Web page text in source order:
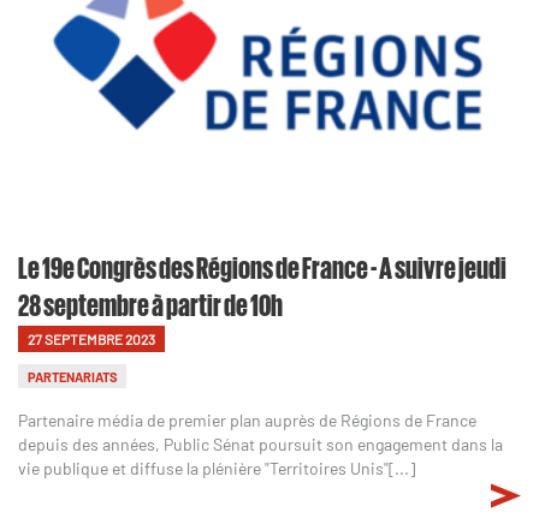
Le 19e Congrès des Régions de France - A suivre jeudi
28 septembre à partir de 10h
27 SEPTEMBRE 2023
PARTENARIATS
Partenaire média de premier plan auprès de Régions de France
depuis des années, Public Sénat poursuit son engagement dans la
vie publique et diffuse la plénière "Territoires Unis"[...]